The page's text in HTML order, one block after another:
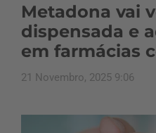
Metadona vai
dispensada e
em farmácias
21 Novembro, 2025 9:06